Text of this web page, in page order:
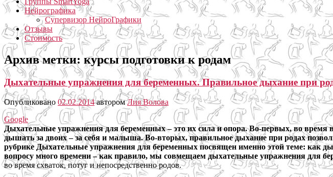
Нейрографика
Супервизор НейроГрафики
Отзывы
Стоимость
Архив метки: курсы подготовки к родам
Дыхательные упражнения для беременных. Правильное дыхание при
Опубликовано 02.02.2014 авторомЛия Волова
Google
Дыхательные упражнения для беременных – это их сила и опора. Во-первых, во время
дышать за двоих – за себя и малыша. Во-вторых, правильное дыхание при родах
рубрике Дыхательные упражнения для беременных посвящен именно этой теме: как
вопросу много времени – как правило, мы совмещаем дыхательные упражнения для
во время схваток, потуг и непосредственно родов.